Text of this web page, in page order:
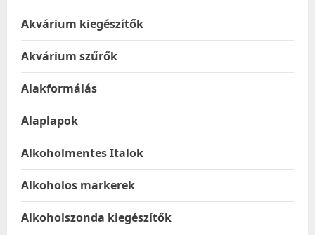
Akvárium kiegészítők
Akvárium szűrők
Alakformálás
Alaplapok
Alkoholmentes Italok
Alkoholos markerek
Alkoholszonda kiegészítők